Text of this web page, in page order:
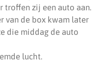
troffen zij een auto aan.
van de box kwam later
die middag de auto
lucht.